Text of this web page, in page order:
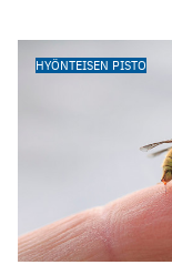
HYÖNTEISEN PISTO